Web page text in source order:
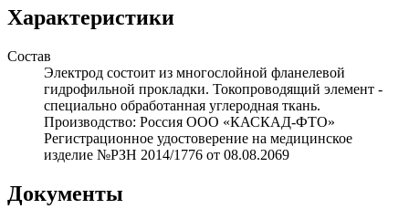
Характеристики
Состав
Электрод состоит из многослойной фланелевой
гидрофильной прокладки. Токопроводящий элемент -
специально обработанная углеродная ткань.
Производство: Россия ООО «КАСКАД-ФТО»
Регистрационное удостоверение на медицинское
изделие №РЗН 2014/1776 от 08.08.2069
Документы